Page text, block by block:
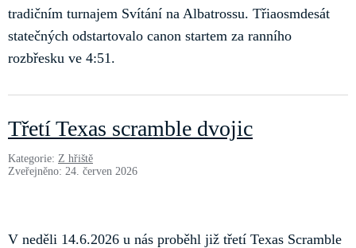
tradičním turnajem Svítání na Albatrossu. Třiaosmdesát
statečných odstartovalo canon startem za ranního
rozbřesku ve 4:51.
Třetí Texas scramble dvojic
Kategorie: Z hřiště
Zveřejněno: 24. červen 2026
V neděli 14.6.2026 u nás proběhl již třetí Texas Scramble